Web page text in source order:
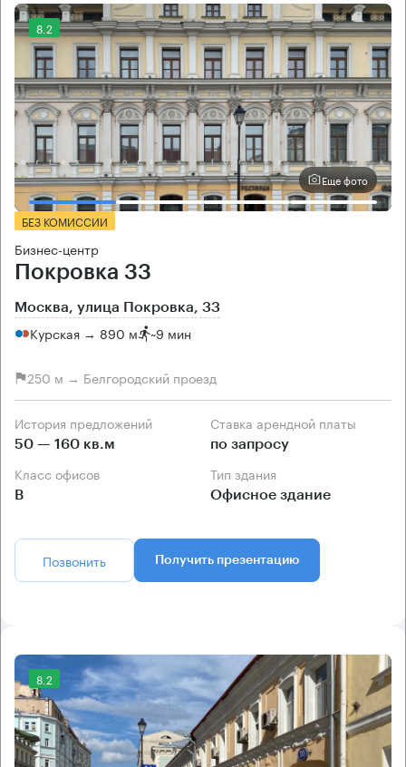
8.2
Еще фото
БЕЗ КОМИССИИ
Бизнес-центр
Покровка 33
Москва, улица Покровка, 33
Курская → 890 м ~9 мин
250 м → Белгородский проезд
История предложений
50 — 160 кв.м
Ставка арендной платы
по запросу
Класс офисов
B
Тип здания
Офисное здание
Позвонить Получить презентацию
8.2